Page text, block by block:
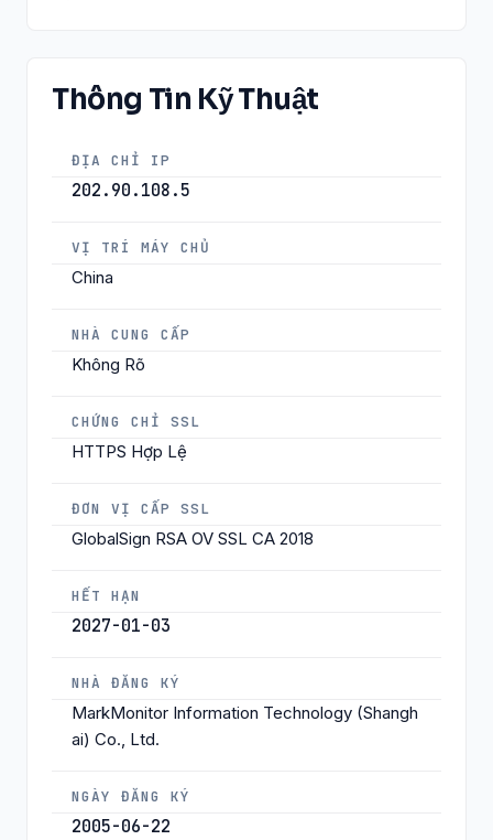
Thông Tin Kỹ Thuật
ĐỊA CHỈ IP
202.90.108.5
VỊ TRÍ MÁY CHỦ
China
NHÀ CUNG CẤP
Không Rõ
CHỨNG CHỈ SSL
HTTPS Hợp Lệ
ĐƠN VỊ CẤP SSL
GlobalSign RSA OV SSL CA 2018
HẾT HẠN
2027-01-03
NHÀ ĐĂNG KÝ
MarkMonitor Information Technology (Shangh
ai) Co., Ltd.
NGÀY ĐĂNG KÝ
2005-06-22